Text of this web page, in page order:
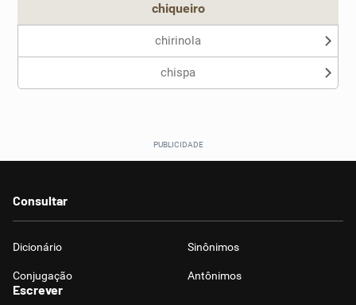
chiqueiro
chirinola
chispa
Consultar
Dicionário Sinônimos
Conjugação Antônimos
Escrever